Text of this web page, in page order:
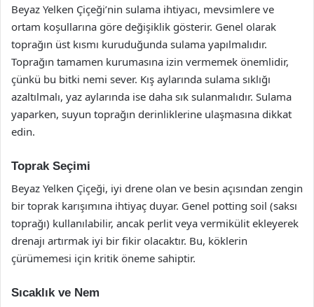
Beyaz Yelken Çiçeği’nin sulama ihtiyacı, mevsimlere ve
ortam koşullarına göre değişiklik gösterir. Genel olarak
toprağın üst kısmı kuruduğunda sulama yapılmalıdır.
Toprağın tamamen kurumasına izin vermemek önemlidir,
çünkü bu bitki nemi sever. Kış aylarında sulama sıklığı
azaltılmalı, yaz aylarında ise daha sık sulanmalıdır. Sulama
yaparken, suyun toprağın derinliklerine ulaşmasına dikkat
edin.
Toprak Seçimi
Beyaz Yelken Çiçeği, iyi drene olan ve besin açısından zengin
bir toprak karışımına ihtiyaç duyar. Genel potting soil (saksı
toprağı) kullanılabilir, ancak perlit veya vermikülit ekleyerek
drenajı artırmak iyi bir fikir olacaktır. Bu, köklerin
çürümemesi için kritik öneme sahiptir.
Sıcaklık ve Nem